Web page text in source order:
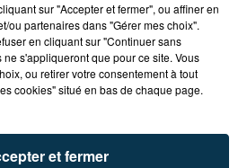
sur "Accepter et fermer", ou affiner en
ou partenaires dans "Gérer mes choix".
en cliquant sur "Continuer sans
ne s'appliqueront que pour ce site. Vous
ou retirer votre consentement à tout
cookies" situé en bas de chaque page.
et fermer